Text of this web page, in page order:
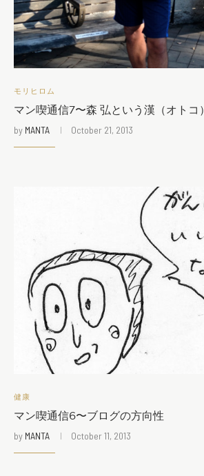
モリヒロム
マン喫通信7〜森 弘という漢（オトコ）
by MANTA October 21, 2013
健康
マン喫通信6〜ブログの方向性
by MANTA October 11, 2013